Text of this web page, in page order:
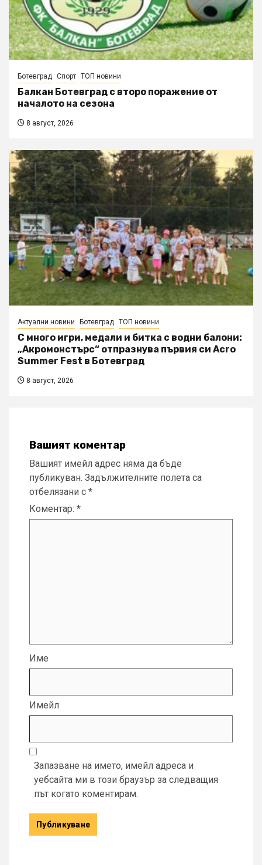
Ботевград Спорт ТОП новини
Балкан Ботевград с второ поражение от
началото на сезона
8 август, 2026
Актуални новини Ботевград ТОП новини
С много игри, медали и битка с водни балони:
„Акромонстърс“ отпразнува първия си Acro
Summer Fest в Ботевград
8 август, 2026
Вашият коментар
Вашият имейл адрес няма да бъде
публикуван. Задължителните полета са
отбелязани с *
Коментар: *
Име
Имейл
Запазване на името, имейл адреса и
уебсайта ми в този браузър за следващия
път когато коментирам.